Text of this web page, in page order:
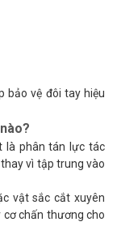
bảo vệ đôi tay hiệu
là phân tán lực tác
vì tập trung vào
vật sắc cắt xuyên
chấn thương cho